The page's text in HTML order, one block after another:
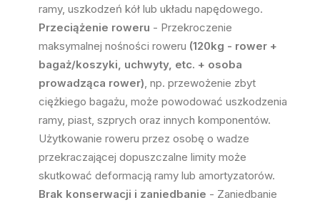
ramy, uszkodzeń kół lub układu napędowego.
Przeciążenie roweru - Przekroczenie
maksymalnej nośności roweru (120kg - rower +
bagaż/koszyki, uchwyty, etc. + osoba
prowadząca rower), np. przewożenie zbyt
ciężkiego bagażu, może powodować uszkodzenia
ramy, piast, szprych oraz innych komponentów.
Użytkowanie roweru przez osobę o wadze
przekraczającej dopuszczalne limity może
skutkować deformacją ramy lub amortyzatorów.
Brak konserwacji i zaniedbanie - Zaniedbanie